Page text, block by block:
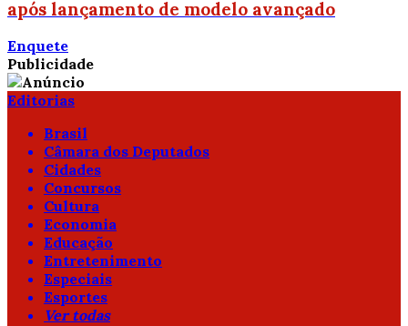
após lançamento de modelo avançado
Enquete
Publicidade
Editorias
Brasil
Câmara dos Deputados
Cidades
Concursos
Cultura
Economia
Educação
Entretenimento
Especiais
Esportes
Ver todas